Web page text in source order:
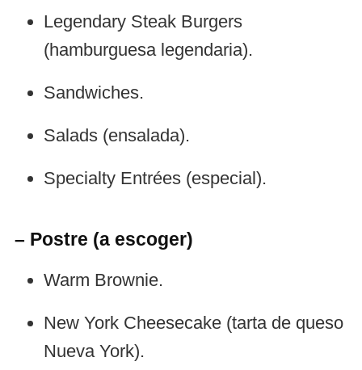
Legendary Steak Burgers
(hamburguesa legendaria).
Sandwiches.
Salads (ensalada).
Specialty Entrées (especial).
– Postre (a escoger)
Warm Brownie.
New York Cheesecake (tarta de queso
Nueva York).